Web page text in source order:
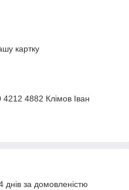
картку
4882 Клімов Іван
за домовленістю